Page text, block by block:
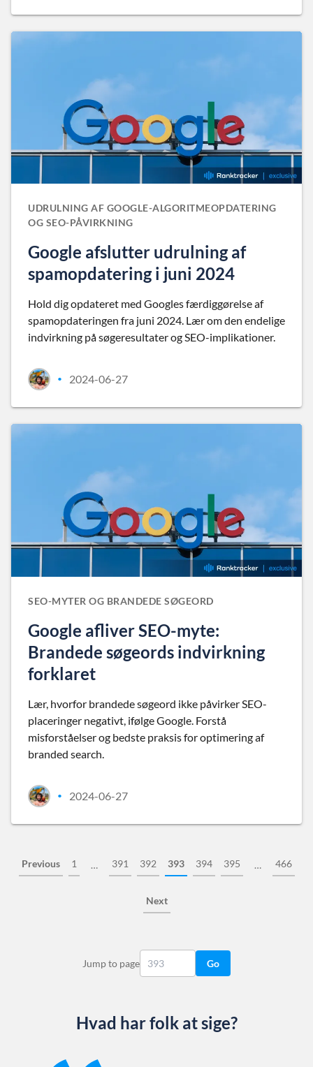
UDRULNING AF GOOGLE-ALGORITMEOPDATERING
OG SEO-PÅVIRKNING
Google afslutter udrulning af
spamopdatering i juni 2024
Hold dig opdateret med Googles færdiggørelse af
spamopdateringen fra juni 2024. Lær om den endelige
indvirkning på søgeresultater og SEO-implikationer.
• 2024-06-27
SEO-MYTER OG BRANDEDE SØGEORD
Google afliver SEO-myte:
Brandede søgeords indvirkning
forklaret
Lær, hvorfor brandede søgeord ikke påvirker SEO-
placeringer negativt, ifølge Google. Forstå
misforståelser og bedste praksis for optimering af
branded search.
• 2024-06-27
Previous 1 … 391 392 393 394 395 … 466
Next
Jump to page Go
Hvad har folk at sige?